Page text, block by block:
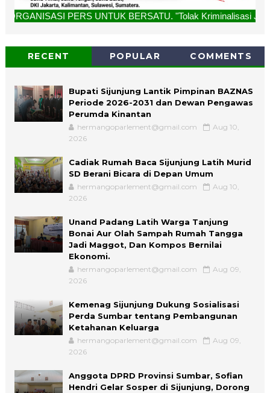
PERS UNTUK BERSATU. "Tolak Kriminalisasi Jurnalis,
RECENT POPULAR COMMENTS
Bupati Sijunjung Lantik Pimpinan BAZNAS
Periode 2026-2031 dan Dewan Pengawas
Perumda Kinantan
hermangoparlement@gmail.com
Aug 10,
2026
Cadiak Rumah Baca Sijunjung Latih Murid
SD Berani Bicara di Depan Umum
hermangoparlement@gmail.com
Aug 10,
2026
Unand Padang Latih Warga Tanjung
Bonai Aur Olah Sampah Rumah Tangga
Jadi Maggot, Dan Kompos Bernilai
Ekonomi.
hermangoparlement@gmail.com
Aug 09,
2026
Kemenag Sijunjung Dukung Sosialisasi
Perda Sumbar tentang Pembangunan
Ketahanan Keluarga
hermangoparlement@gmail.com
Aug 09,
2026
Anggota DPRD Provinsi Sumbar, Sofian
Hendri Gelar Sosper di Sijunjung, Dorong